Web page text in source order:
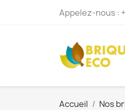
Appelez-nous :
Accueil Nos